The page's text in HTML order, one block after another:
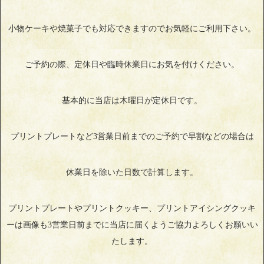
小物ケーキや焼菓子でも対応できますのでお気軽にご利用下さい。
ご予約の際、定休日や臨時休業日にお気を付けください。
基本的に当店は木曜日が定休日です。
プリントプレートなど3営業日前までのご予約で早割などの場合は
休業日を除いた日数で計算します。
プリントプレートやプリントクッキー、プリントアイシングクッキ
ーは画像も3営業日前までに当店に届くようご協力よろしくお願いい
たします。